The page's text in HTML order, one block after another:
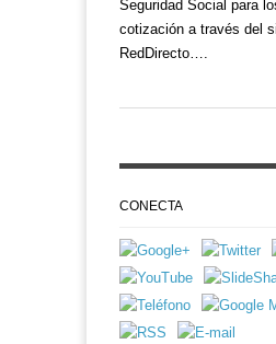
Seguridad Social para
cotización a través del
RedDirecto….
CONECTA